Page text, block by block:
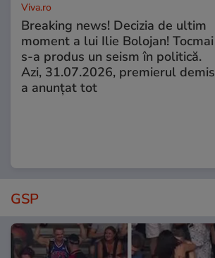
Viva.ro
Breaking news! Decizia de ultim
moment a lui Ilie Bolojan! Tocmai
s-a produs un seism în politică.
Azi, 31.07.2026, premierul demis
a anunțat tot
GSP